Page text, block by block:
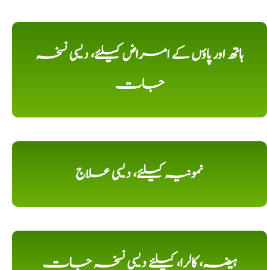
ہاتھ اور پاؤں کے امراض کیلئے، دیسی نسخہ
جات
نمونیہ کیلئے، دیسی علاج
ہیضہ، کالرا، کیلئے دیسی نسخہ جات